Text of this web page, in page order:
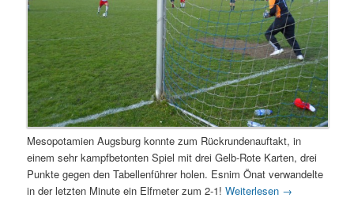
Mesopotamien Augsburg konnte zum Rückrundenauftakt, in
einem sehr kampfbetonten Spiel mit drei Gelb-Rote Karten, drei
Punkte gegen den Tabellenführer holen. Esnim Önat verwandelte
in der letzten Minute ein Elfmeter zum 2-1!Weiterlesen →